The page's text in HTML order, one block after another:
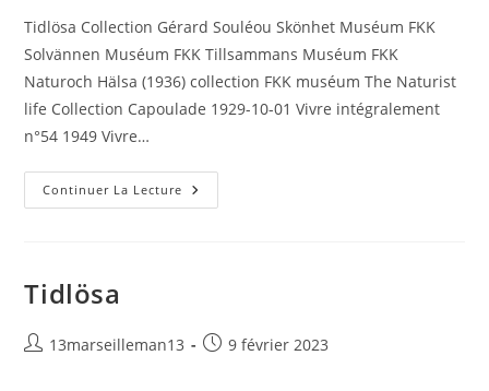
la
publication :
Tidlösa Collection Gérard Souléou Skönhet Muséum FKK
Solvännen Muséum FKK Tillsammans Muséum FKK
Naturoch Hälsa (1936) collection FKK muséum The Naturist
life Collection Capoulade 1929-10-01 Vivre intégralement
n°54 1949 Vivre…
Continuer La Lecture Suède
Tidlösa
Auteur/autrice
13marseilleman13
Publication
9 février 2023